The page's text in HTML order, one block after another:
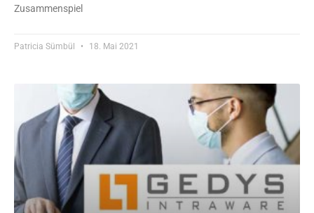
Zusammenspiel
Patricia Sümbül 18. Mai 2021